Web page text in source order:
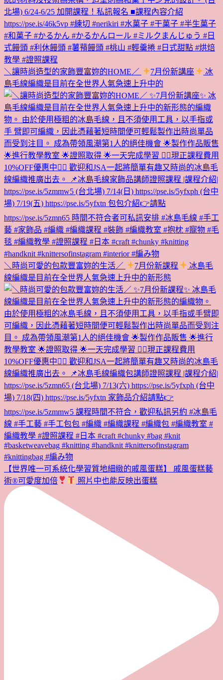
＼讓時尚造型的家飾豐富妳的HOME／ 7月份新講座
冰
島毛線編織是目前在全世界人氣急速上升中的
＼時尚可愛的包款豐富妳的生活／ 7月份新課程
冰島毛
線編織是目前在全世界人氣急速上升中的新形態
【世界唯一可系統化學習質地細緻的戚風蛋糕】 戚風蛋糕藝
術®︎可愛度加倍
照片中也能反映出蛋糕